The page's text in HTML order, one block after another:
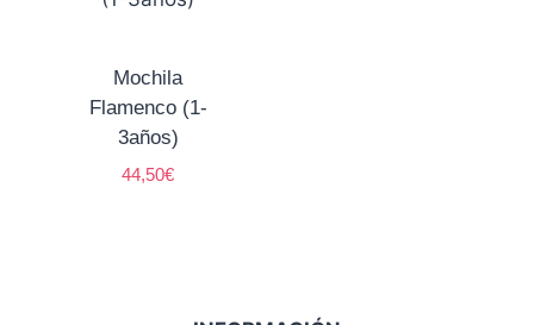
Mochila
Flamenco (1-
3años)
44,50€